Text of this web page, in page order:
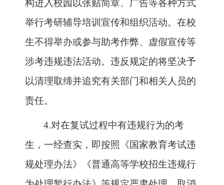
构进入校园以张贴简章、广告等各种方式
举行考研辅导培训宣传和组织活动。在校
生不得举办或参与助考作弊、虚假宣传等
涉考违规违法活动。违反规定的将坚决予
以清理取缔并追究有关部门和相关人员的
责任。
4.对在复试过程中有违规行为的考
生，一经查实，即按照《国家教育考试违
规处理办法》《普通高等学校招生违规行